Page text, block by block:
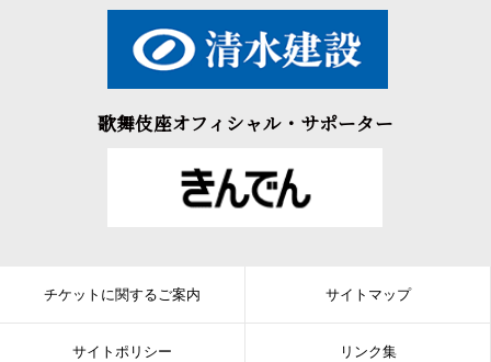
歌舞伎座オフィシャル・サポーター
チケットに関するご案内 サイトマップ
サイトポリシー リンク集